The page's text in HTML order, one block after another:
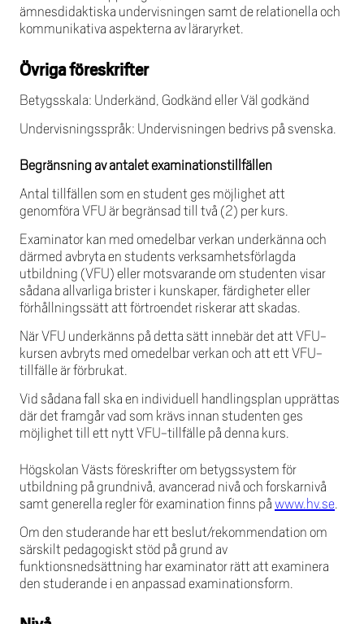
ämnesdidaktiska undervisningen samt de relationella och
kommunikativa aspekterna av läraryrket.
Övriga föreskrifter
Betygsskala: Underkänd, Godkänd eller Väl godkänd
Undervisningsspråk: Undervisningen bedrivs på svenska.
Begränsning av antalet examinationstillfällen
Antal tillfällen som en student ges möjlighet att
genomföra VFU är begränsad till två (2) per kurs.
Examinator kan med omedelbar verkan underkänna och
därmed avbryta en students verksamhetsförlagda
utbildning (VFU) eller motsvarande om studenten visar
sådana allvarliga brister i kunskaper, färdigheter eller
förhållningssätt att förtroendet riskerar att skadas.
När VFU underkänns på detta sätt innebär det att VFU-
kursen avbryts med omedelbar verkan och att ett VFU-
tillfälle är förbrukat.
Vid sådana fall ska en individuell handlingsplan upprättas
där det framgår vad som krävs innan studenten ges
möjlighet till ett nytt VFU-tillfälle på denna kurs.
Högskolan Västs föreskrifter om betygssystem för
utbildning på grundnivå, avancerad nivå och forskarnivå
samt generella regler för examination finns på www.hv.se.
Om den studerande har ett beslut/rekommendation om
särskilt pedagogiskt stöd på grund av
funktionsnedsättning har examinator rätt att examinera
den studerande i en anpassad examinationsform.